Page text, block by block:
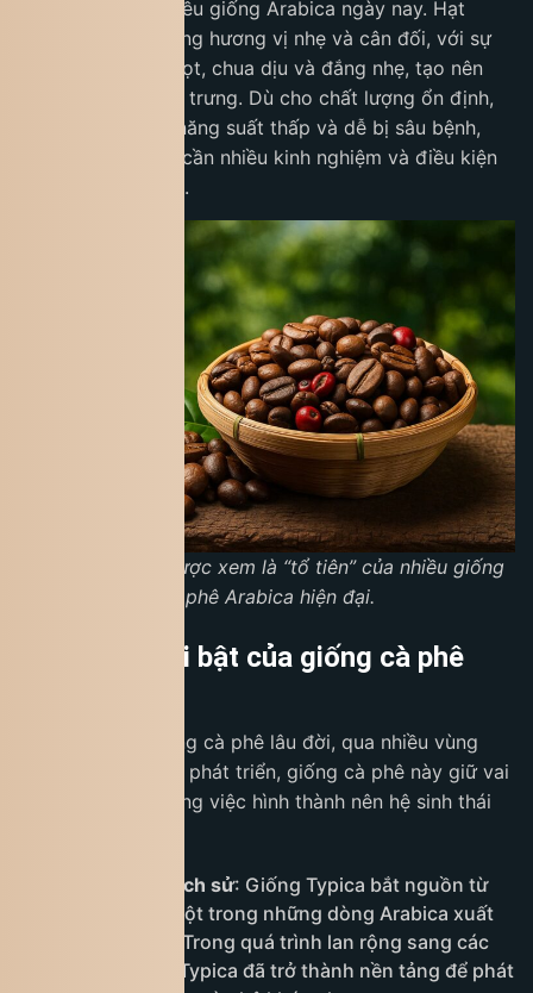
là “tổ tiên” của nhiều giống Arabica ngày nay. Hạt
Typica thường mang hương vị nhẹ và cân đối, với sự
kết hợp giữa vị ngọt, chua dịu và đắng nhẹ, tạo nên
hậu vị kéo dài đặc trưng. Dù cho chất lượng ổn định,
cây Typica lại có năng suất thấp và dễ bị sâu bệnh,
nên việc canh tác cần nhiều kinh nghiệm và điều kiện
chăm sóc phù hợp.
Cà phê Typica được xem là “tổ tiên” của nhiều giống
cà phê Arabica hiện đại.
Đặc điểm nổi bật của giống cà phê
Typica là một giống cà phê lâu đời, qua nhiều vùng
trồng và giai đoạn phát triển, giống cà phê này giữ vai
trò quan trọng trong việc hình thành nên hệ sinh thái
Nguồn gốc và lịch sử: Giống Typica bắt nguồn từ
Ethiopia và là một trong những dòng Arabica xuất
hiện sớm nhất. Trong quá trình lan rộng sang các
châu lục khác, Typica đã trở thành nền tảng để phát